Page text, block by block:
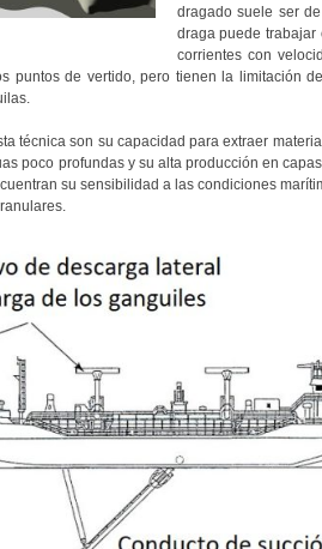
dragado suele ser
draga puede
corrientes con
puntos de vertido, pero tienen la limitación
técnica son su capacidad para extraer
poco profundas y su alta producción en
su sensibilidad a las condiciones